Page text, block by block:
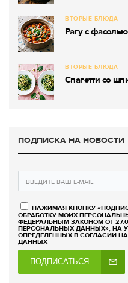
ВТОРЫЕ БЛЮДА
Рагу с
ВТОРЫЕ БЛЮДА
Спагетти со
ПОДПИСКА НА НОВОСТИ
НАЖИМАЯ КНОПКУ
ОБРАБОТКУ МОИХ
ФЕДЕРАЛЬНЫМ ЗАКОНОМ ОТ
ПЕРСОНАЛЬНЫХ ДАННЫХ», НА
ОПРЕДЕЛЕННЫХ В СОГЛАСИИ
ДАННЫХ
ПОДПИСАТЬСЯ